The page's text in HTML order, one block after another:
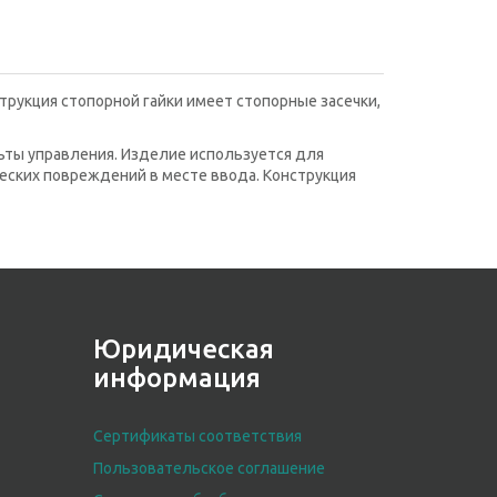
стопорной гайки имеет стопорные засечки,
управления. Изделие используется для
повреждений в месте ввода. Конструкция
Юридическая
информация
Сертификаты соответствия
Пользовательское соглашение